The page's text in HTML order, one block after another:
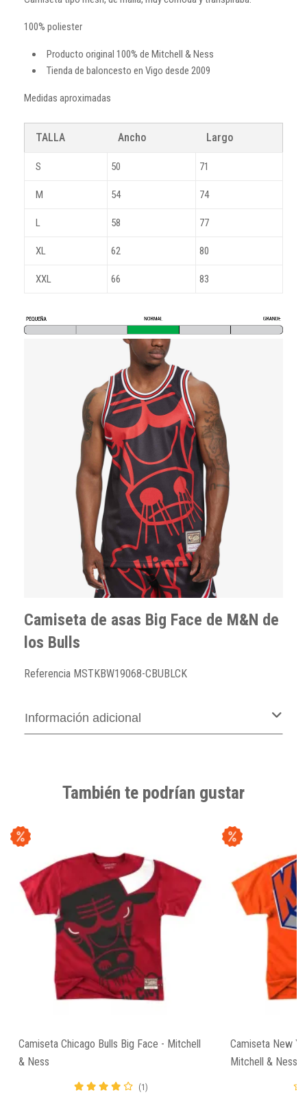
100% poliester
Producto original 100% de Mitchell & Ness
Tienda de baloncesto en Vigo desde 2009
Medidas aproximadas
TALLA Ancho Largo
S 50 71
M 54 74
L 58 77
XL 62 80
XXL 66 83
Camiseta de asas Big Face de M&N de
los Bulls
Referencia MSTKBW19068-CBUBLCK
Información adicional
También te podrían gustar
Camiseta Chicago Bulls Big Face - Mitchell
& Ness
(1)
Camiseta New
Mitchell & Ness